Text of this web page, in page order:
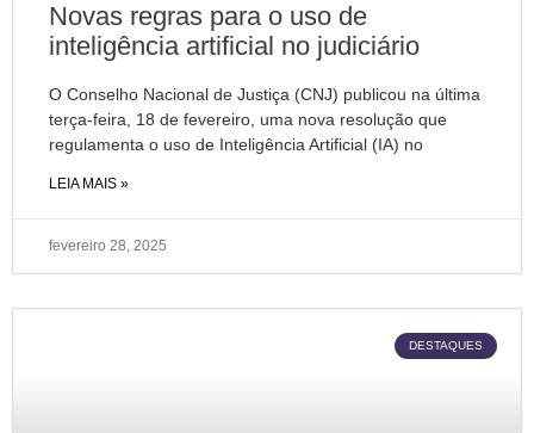
Novas regras para o uso de
inteligência artificial no judiciário
O Conselho Nacional de Justiça (CNJ) publicou na última
terça-feira, 18 de fevereiro, uma nova resolução que
regulamenta o uso de Inteligência Artificial (IA) no
LEIA MAIS »
fevereiro 28, 2025
DESTAQUES